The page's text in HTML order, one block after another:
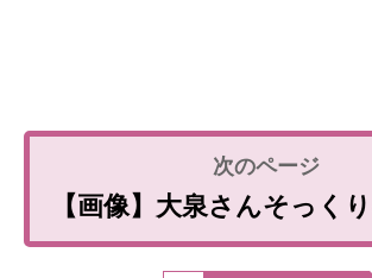
【画像】大泉さんそっく